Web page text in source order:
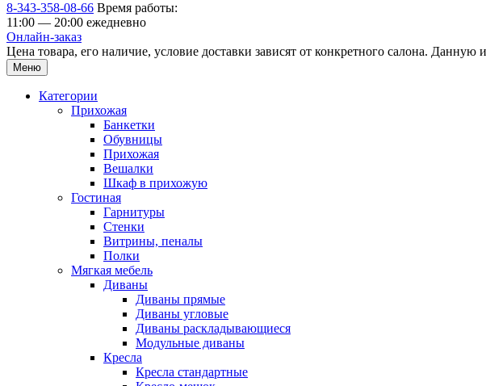
8-343-358-08-66 Время работы:
11:00 — 20:00 ежедневно
Онлайн-заказ
Цена товара, его наличие, условие доставки зависят от конкретного салона.
Меню
Категории
Прихожая
Банкетки
Обувницы
Прихожая
Вешалки
Шкаф в прихожую
Гостиная
Гарнитуры
Стенки
Витрины, пеналы
Полки
Мягкая мебель
Диваны
Диваны прямые
Диваны угловые
Диваны раскладывающиеся
Модульные диваны
Кресла
Кресла стандартные